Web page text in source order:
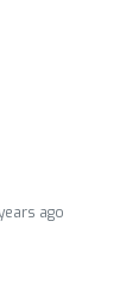
ago